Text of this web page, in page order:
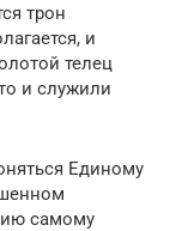
трон
и
телец
и служили
Единому
самому